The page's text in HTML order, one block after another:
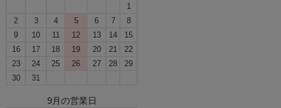
1
2
3 4 5 6 7
8
9
10 11 12 13 14
15
16
17 18 19 20 21
22
23
24 25 26 27 28
29
30
31
9月の営業日